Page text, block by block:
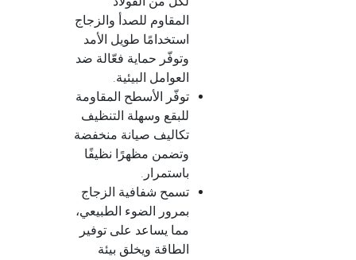
المقاوم للصدأ والزجاج
استخدامًا طويل الأمد
وتوفّر حماية فعّالة ضد
العوامل البيئية.
توفّر الأسطح المقاومة
للبقع وسهلة التنظيف
تكاليف صيانة منخفضة
وتضمن مظهرًا نظيفًا
باستمرار.
تسمح شفافية الزجاج
بمرور الضوء الطبيعي،
مما يساعد على توفير
الطاقة ويخلق بيئة